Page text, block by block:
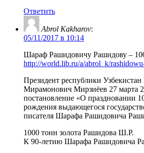
Ответить
Abrol Kakharov:
05/11/2017 в 10:14
Шараф Рашидовичу Рашидову –
http://world.lib.ru/a/abrol_k/
Президент республики
Мирамонович Мирзиёев 27 марта
постановление «О праздновании
рождения выдающегося
писателя Шарафа Рашидовича
1000 тонн золота Рашидова Ш.Р.
К 90-летию Шарафа Рашидовича